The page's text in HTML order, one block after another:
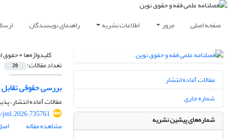
صفحه اصلی مرور اطلاعات نشریه راهنمای نویسندگان
کلیدواژه‌ها =حقوق
تعداد مقالات: 20
بررسی حقوقی تقابل
مقالات آماده انتشار،
مشاهده مقاله
مقالات آماده انتشار
شماره جاری
شماره‌های پیشین نشریه